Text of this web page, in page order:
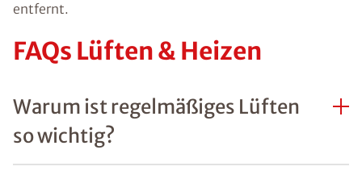
entfernt.
FAQs Lüften & Heizen
Warum ist regelmäßiges Lüften
so wichtig?